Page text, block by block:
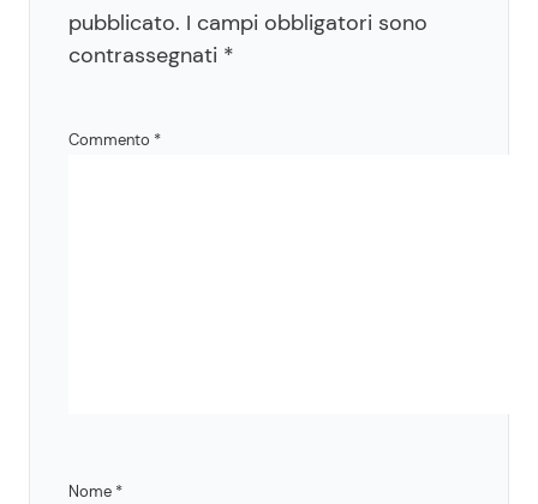
pubblicato. I campi obbligatori sono
contrassegnati *
Commento *
Nome *